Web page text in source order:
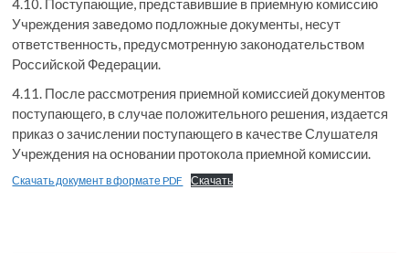
4.10. Поступающие, представившие в приемную комиссию
Учреждения заведомо подложные документы, несут
ответственность, предусмотренную законодательством
Российской Федерации.
4.11. После рассмотрения приемной комиссией документов
поступающего, в случае положительного решения, издается
приказ о зачислении поступающего в качестве Слушателя
Учреждения на основании протокола приемной комиссии.
Скачать документ в формате PDF Скачать